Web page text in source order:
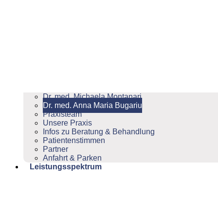
Dr. med. Michaela Montanari
Dr. med. Anna Maria Bugariu
Praxisteam
Unsere Praxis
Infos zu Beratung & Behandlung
Patientenstimmen
Partner
Anfahrt & Parken
Leistungsspektrum